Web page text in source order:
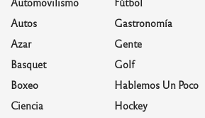
Autos
Azar
Basquet
Boxeo
Ciencia
Gastronomía
Gente
Golf
Hablemos Un Poco
Hockey